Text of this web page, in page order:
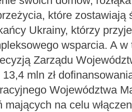
które zostawiają
Ukrainy, którzy
wsparcia. A w
Zarządu
mln zł
Województwa
mających na celu